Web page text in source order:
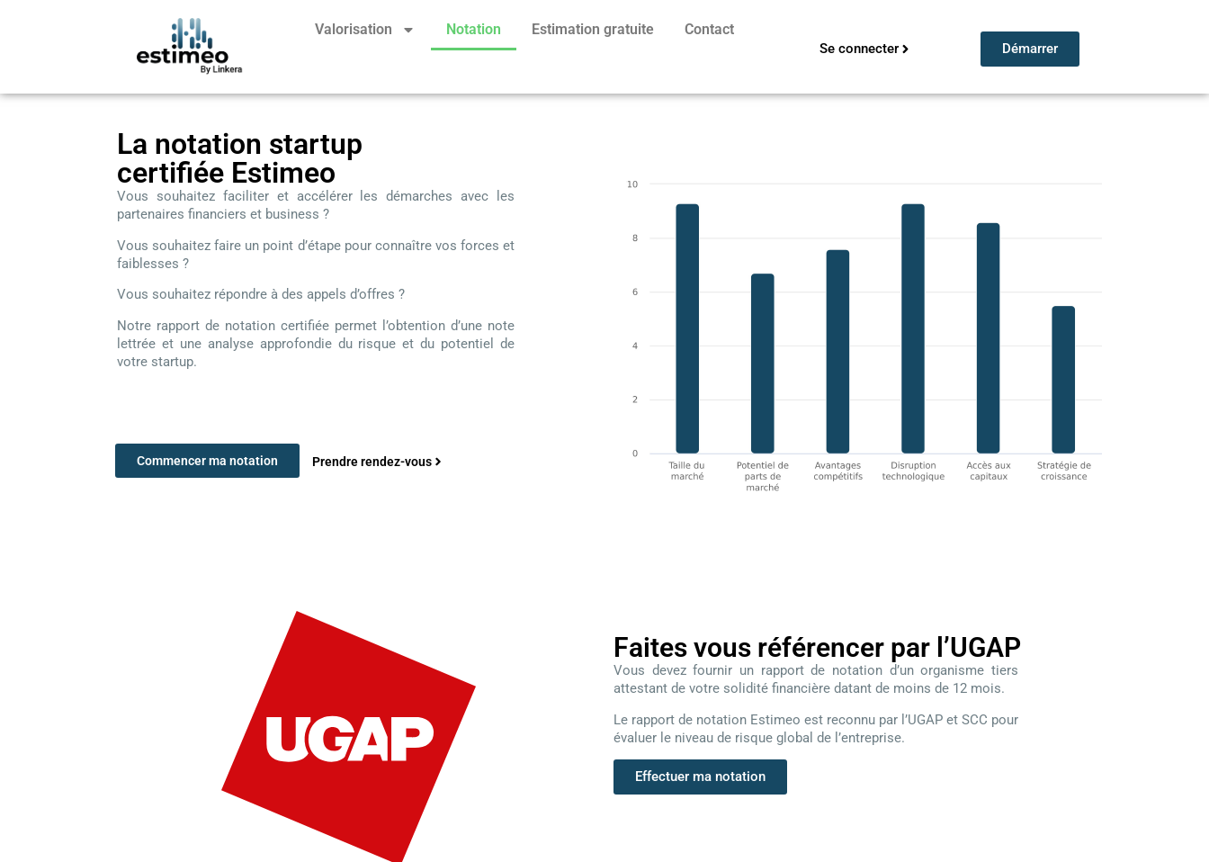
Valorisation Notation Estimation gratuite Contact
Se connecter Démarrer
La notation startup
certifiée Estimeo
Vous souhaitez faciliter et accélérer les démarches avec les
partenaires financiers et business ?
Vous souhaitez faire un point d’étape pour connaître vos forces et
faiblesses ?
Vous souhaitez répondre à des appels d’offres ?
Notre rapport de notation certifiée permet l’obtention d’une note
lettrée et une analyse approfondie du risque et du potentiel de
votre startup.
Commencer ma notation Prendre rendez-vous
Faites vous référencer par l’UGAP
Vous devez fournir un rapport de notation d’un organisme tiers
attestant de votre solidité financière datant de moins de 12 mois.
Le rapport de notation Estimeo est reconnu par l’UGAP et SCC pour
évaluer le niveau de risque global de l’entreprise.
Effectuer ma notation